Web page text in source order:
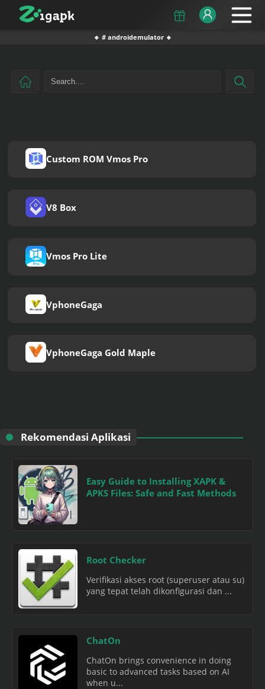
🔹 # androidemulator 🔹
Custom ROM Vmos Pro
V8 Box
Vmos Pro Lite
VphoneGaga
VphoneGaga Gold Maple
Rekomendasi Aplikasi
Easy Guide to Installing XAPK &
APKS Files: Safe and Fast Methods
Root Checker
Verifikasi akses root (superuser atau su)
yang tepat telah dikonfigurasi dan ...
ChatOn
ChatOn brings convenience in doing
basic to advanced tasks based on AI
when u...